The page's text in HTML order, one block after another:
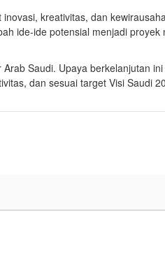
kreativitas, dan
ide-ide potensial menjadi proyek
Saudi. Upaya berkelanjutan
dan sesuai target Visi Saudi